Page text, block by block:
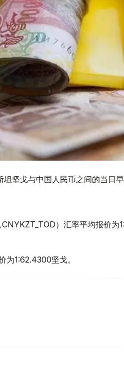
坚戈与中国人民币之间的当日早
）汇率平均报价为
为1:62.4300坚戈。